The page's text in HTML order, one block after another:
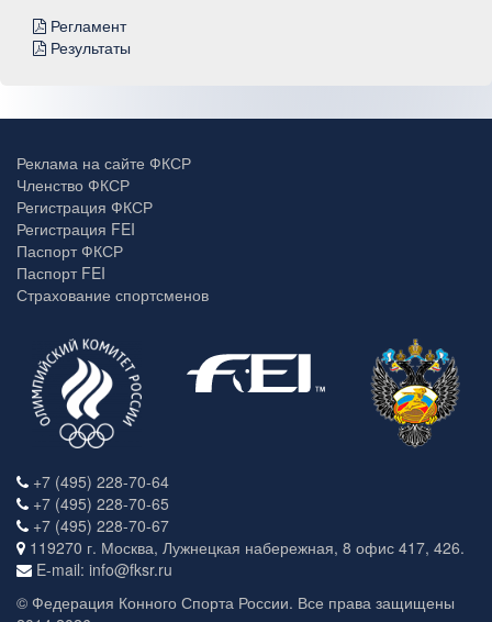
Регламент
Результаты
Реклама на сайте ФКСР
Членство ФКСР
Регистрация ФКСР
Регистрация FEI
Паспорт ФКСР
Паспорт FEI
Страхование спортсменов
+7 (495) 228-70-64
+7 (495) 228-70-65
+7 (495) 228-70-67
119270 г. Москва, Лужнецкая набережная, 8 офис 417, 426.
E-mail: info@fksr.ru
© Федерация Конного Спорта России. Все права защищены